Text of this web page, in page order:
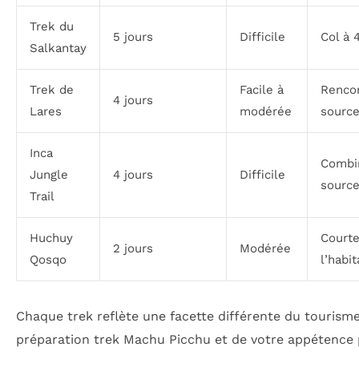
Trek du
Salkantay
5 jours Difficile Col à
Trek de
Lares
4 jours
Facile à
modérée
Inca
Jungle
Trail
4 jours Difficile
Huchuy
Qosqo
2 jours Modérée
Chaque trek reflète une facette différente du
préparation trek Machu Picchu et de votre